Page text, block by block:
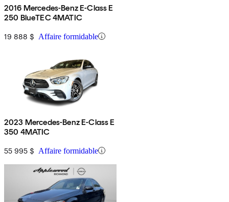
2016 Mercedes-Benz E-Class E
250 BlueTEC 4MATIC
19 888 $ Affaire formidable
2023 Mercedes-Benz E-Class E
350 4MATIC
55 995 $ Affaire formidable